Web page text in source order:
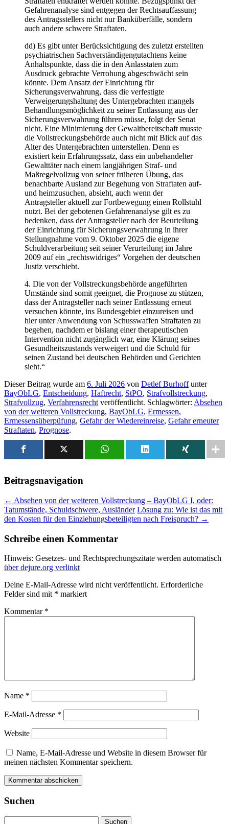
Gefahrenanalyse sind entgegen der Rechtsauffassung
des Antragsstellers nicht nur Banküberfälle, sondern
auch andere schwere Straftaten.
dd) Es gibt unter Berücksichtigung des zuletzt erstellten
psychiatrischen Sachverständigengutachtens keine
Anhaltspunkte, dass die in den Anlasstaten zum
Ausdruck gebrachte Verrohung abgeschwächt sein
könnte. Dem Ansatz der Einrichtung für
Sicherungsverwahrung, dass die verfestigte
Verweigerungshaltung des Untergebrachten mangels
Behandlungsmöglichkeit zu seiner Entlassung aus der
Sicherungsverwahrung führen müsse, folgt der Senat
nicht. Eine Minimierung der Gewaltbereitschaft musste
die Vollstreckungsbehörde auch nicht mit Blick auf das
Alter des Untergebrachten unterstellen. Denn es
existiert kein Erfahrungssatz, dass ein unbehandelter
Gewalttäter nach einem langjährigen Straf- und
Maßregelvollzug von seiner früheren Übung, das
benachbarte Ausland zur Begehung von Straftaten auf-
und heimzusuchen, absieht, auch wenn der
Antragsteller aktuell zur Fortbewegung einen Rollstuhl
nutzt. Bei der gebotenen Gefahrenanalyse gilt es zu
bedenken, dass der Antragsteller nach der Beurteilung
der Einrichtung für Sicherungsverwahrung in ihrer
Stellungnahme vom 9. Oktober 2025 die eigene
Schuldverarbeitung seit seiner Verurteilung im Jahre
2009 auf ein „rechtswidriges“ Vorgehen der deutschen
Justiz verschiebt.
4. Die von der Vollstreckungsbehörde angeführten
Umstände sind somit geeignet, die Prognose zu stützen,
dass der Antragsteller nach seiner Entlassung erneut
versuchen könnte, ins Bundesgebiet einzureisen und
hier unter Anwendung von Schusswaffen Straftaten zu
begehen, nachdem er bislang einer therapeutischen
Intervention nicht zugänglich war, eine Klärung seines
Gesundheitszustands verweigert und die Schuld für
seinen Zustand bei deutschen Behörden und Gerichten
sieht.“
Dieser Beitrag wurde am 6. Juli 2026 von Detlef Burhoffunter
BayObLG, Entscheidung, Haftrecht, StPO, Strafvollstreckung,
Strafvollzug, Verfahrensrecht veröffentlicht. Schlagwörter: Absehen
von der weiteren Vollstreckung, BayObLG, Ermessen,
Ermessensüberpüfung, Gefahr der Wiedereinreise, Gefahr erneuter
Straftaten, Prognose.
Beitragsnavigation
← Absehen von der weiteren Vollstreckung – BayObLG I, oder:
Tatumstände, Schuldschwere, Ausländer Lösung zu: Wie ist das mit
den Kosten für den Einziehungsbeteiligten nach Freispruch? →
Schreibe einen Kommentar
Hinweis: Gesetzes- und Rechtsprechungszitate werden automatisch
über dejure.org verlinkt
Deine E-Mail-Adresse wird nicht veröffentlicht. Erforderliche
Felder sind mit * markiert
Kommentar *
Name *
E-Mail-Adresse *
Website
Name, E-Mail-Adresse und Website in diesem Browser für
meinen nächsten Kommentar speichern.
Suchen